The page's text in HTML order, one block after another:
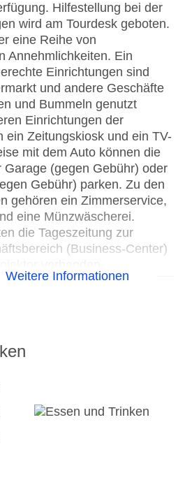
Hilfestellung bei der
wird am Tourdesk geboten.
eine Reihe von
Annehmlichkeiten. Ein
Einrichtungen sind
und andere Geschäfte
und Bummeln genutzt
Einrichtungen der
ein Zeitungskiosk und ein TV-
mit dem Auto können die
Garage (gegen Gebühr) oder
Gebühr) parken. Zu den
gehören ein Zimmerservice,
eine Münzwäscherei.
die Tageszeitung zur
(Business-Center)
2012
Weitere Informationen